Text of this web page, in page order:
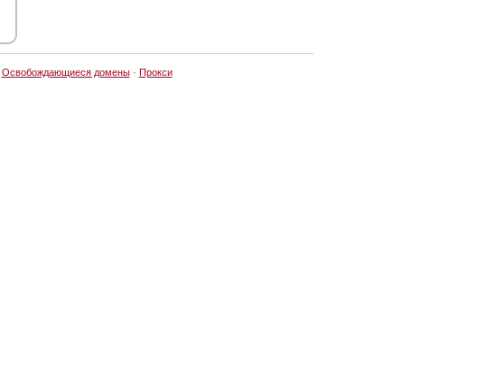
Освобождающиеся домены· Прокси